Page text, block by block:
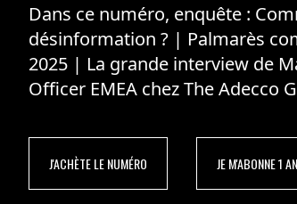
Dans ce numéro, enquête :
désinformation ? | Palmarès
2025 | La grande interview de
Officer EMEA chez The Adecco
J'ACHÈTE LE NUMÉRO JE M'ABONNE 1